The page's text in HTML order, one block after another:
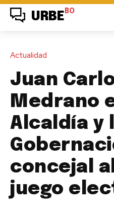
URBE BO
Actualidad
Juan
Medrano
Alcaldía y
concejal
juego